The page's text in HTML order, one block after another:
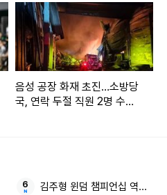
음성 공장 화재 초진…소방당
국, 연락 두절 직원 2명 수색
김주형 윈덤 챔피언십 역전 우